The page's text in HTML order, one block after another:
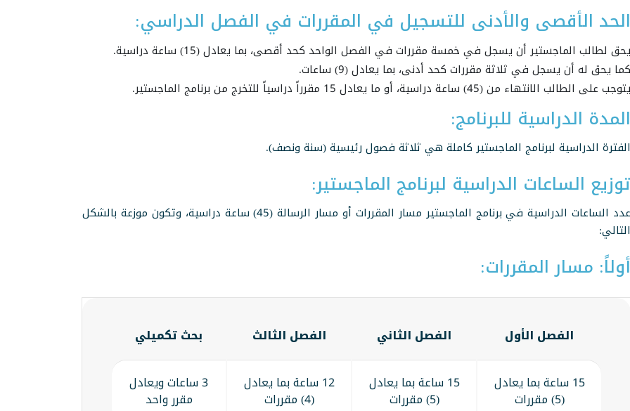
الحد الأقصى والأدنى للتسجيل في المقررات في الفصل الدراسي:
يحق لطالب الماجستير أن يسجل في خمسة مقررات في الفصل الواحد كحد أقصى، بما يعادل (15) ساعة دراسية.
كما يحق له أن يسجل في ثلاثة مقررات كحد أدنى، بما يعادل (9) ساعات.
يتوجب على الطالب الانتهاء من (45) ساعة دراسية، أو ما يعادل 15 مقرراً دراسياً للتخرج من برنامج الماجستير.
المدة الدراسية للبرنامج:
الفترة الدراسية لبرنامج الماجستير كاملة هي ثلاثة فصول رئيسية (سنة ونصف).
توزيع الساعات الدراسية لبرنامج الماجستير:
عدد الساعات الدراسية في برنامج الماجستير مسار المقررات أو مسار الرسالة (45) ساعة دراسية، وتكون موزعة بالشكل
التالي:
أولاً: مسار المقررات:
الفصل الأول الفصل الثاني الفصل الثالث بحث تكميلي
15 ساعة بما يعادل
(5) مقررات
15 ساعة بما يعادل
(5) مقررات
12 ساعة بما يعادل
(4) مقررات
3 ساعات ويعادل
مقرر واحد